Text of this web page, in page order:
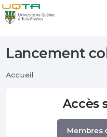
Lancement
Accueil
Accès
Membres